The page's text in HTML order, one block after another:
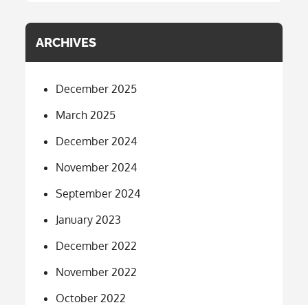
ARCHIVES
December 2025
March 2025
December 2024
November 2024
September 2024
January 2023
December 2022
November 2022
October 2022